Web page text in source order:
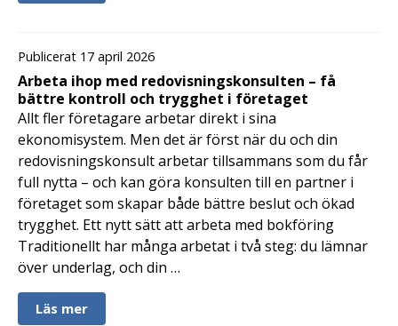
Publicerat 17 april 2026
Arbeta ihop med redovisningskonsulten – få
bättre kontroll och trygghet i företaget
Allt fler företagare arbetar direkt i sina
ekonomisystem. Men det är först när du och din
redovisningskonsult arbetar tillsammans som du får
full nytta – och kan göra konsulten till en partner i
företaget som skapar både bättre beslut och ökad
trygghet. Ett nytt sätt att arbeta med bokföring
Traditionellt har många arbetat i två steg: du lämnar
över underlag, och din …
Läs mer